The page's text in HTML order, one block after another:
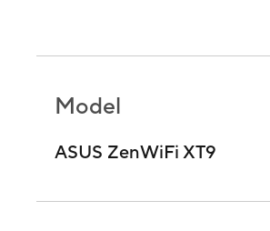
Model
ASUS ZenWiFi XT9